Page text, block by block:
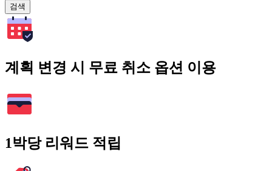
검색
계획 변경 시 무료 취소 옵션 이용
1박당 리워드 적립